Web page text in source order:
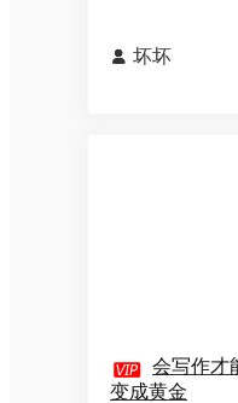
 坏坏
 会写作才
变成黄金